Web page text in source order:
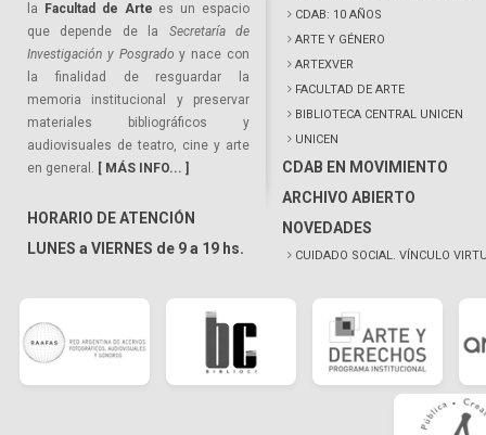
la
Facultad de Arte es un espacio
que depende de la Secretaría de
Investigación y Posgrado y nace con
la finalidad de resguardar la
memoria institucional y preservar
materiales bibliográficos y
audiovisuales de teatro, cine y arte
en general. [ MÁS INFO... ]
HORARIO DE ATENCIÓN
LUNES a VIERNES de 9 a 19 hs.
CDAB: 10 AÑOS
ARTE Y GÉNERO
ARTEXVER
FACULTAD DE ARTE
BIBLIOTECA CENTRAL UNICEN
UNICEN
CDAB EN MOVIMIENTO
ARCHIVO ABIERTO
NOVEDADES
CUIDADO SOCIAL. VÍNCULO